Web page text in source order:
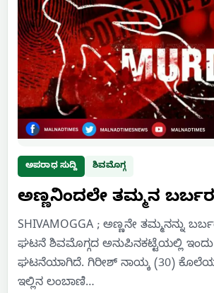
ಅಪರಾಧ ಸುದ್ದಿ ಶಿವಮೊಗ್ಗ
ಅಣ್ಣನಿಂದಲೇ ತಮ್ಮನ ಬರ್ಬರ
SHIVAMOGGA ; ಅಣ್ಣನೇ ತಮ್ಮನನ್ನು
ಘಟನೆ ಶಿವಮೊಗ್ಗದ ಅನುಪಿನಕಟ್ಟೆಯಲ್ಲಿ ಇಂದು
ಘಟನೆಯಾಗಿದೆ. ಗಿರೀಶ್‌ ನಾಯ್ಕ (30)
ಇಲ್ಲಿನ ಲಂಬಾಣಿ…